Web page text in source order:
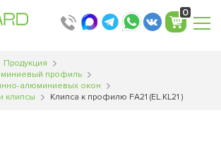
0
Продукция
профиль
алюминиевых окон
клипсы
Клипса к профилю FA21 (EL.KL21 )